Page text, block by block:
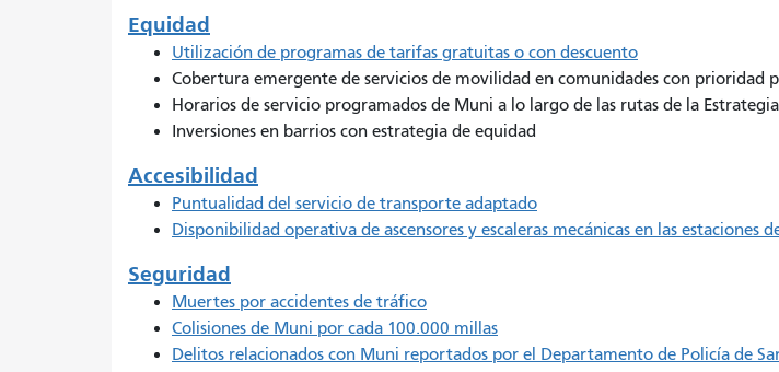
Equidad
Utilización de programas de tarifas gratuitas o con descuento
Cobertura emergente de servicios de movilidad en comunidades con prioridad
Horarios de servicio programados de Muni a lo largo de las rutas de la
Inversiones en barrios con estrategia de equidad
Accesibilidad
Puntualidad del servicio de transporte adaptado
Disponibilidad operativa de ascensores y escaleras mecánicas en las estaciones
Seguridad
Muertes por accidentes de tráfico
Colisiones de Muni por cada 100.000 millas
Delitos relacionados con Muni reportados por el Departamento de Policía de